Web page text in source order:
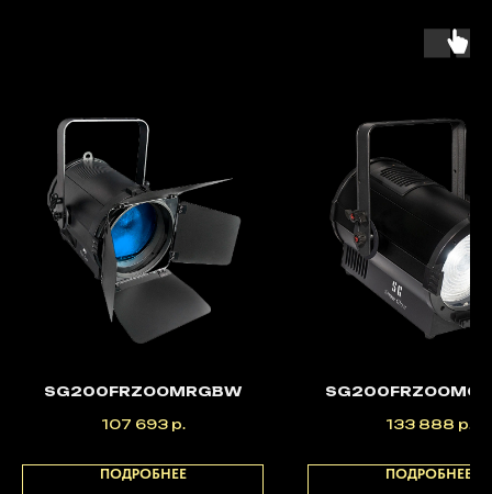
SG200FRZOOMRGBW
107 693 р.
ПОДРОБНЕЕ
133 888 р.
ПОДРОБНЕЕ